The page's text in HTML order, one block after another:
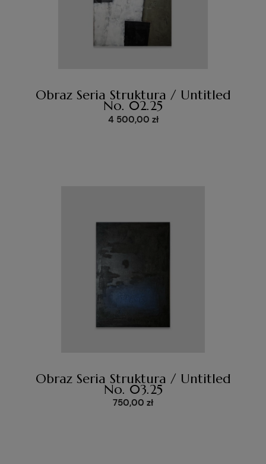
Obraz Seria Struktura / Untitled
No. 02.25
4 500,00 zł
Obraz Seria Struktura / Untitled
No. 03.25
750,00 zł